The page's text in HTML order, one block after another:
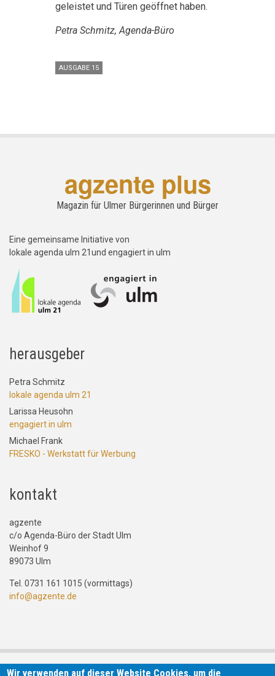
geleistet und Türen geöffnet haben.
Petra Schmitz, Agenda-Büro
AUSGABE 15
agzente plus
Magazin für Ulmer Bürgerinnen und Bürger
Eine gemeinsame Initiative von
lokale agenda ulm 21und engagiert in ulm
herausgeber
Petra Schmitz
lokale agenda ulm 21
Larissa Heusohn
engagiert in ulm
Michael Frank
FRESKO - Werkstatt für Werbung
kontakt
agzente
c/o Agenda-Büro der Stadt Ulm
Weinhof 9
89073 Ulm
Tel. 0731 161 1015 (vormittags)
info@agzente.de
Wir verwenden auf dieser Website Cookies, um die